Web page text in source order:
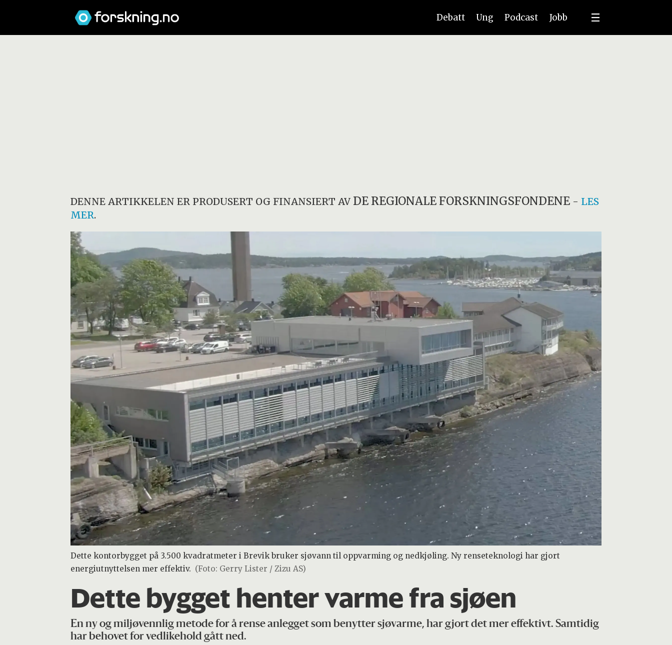
Debatt Ung Podcast Jobb
DENNE ARTIKKELEN ER PRODUSERT OG FINANSIERT AV DE REGIONALE FORSKNINGSFONDENE- LES
MER.
Dette kontorbygget på 3.500 kvadratmeter i Brevik bruker sjøvann til oppvarming og nedkjøling. Ny renseteknologi har gjort
energiutnyttelsen mer effektiv. (Foto: Gerry Lister / Zizu AS)
Dette bygget henter varme fra sjøen
En ny og miljøvennlig metode for å rense anlegget som benytter sjøvarme, har gjort det mer effektivt. Samtidig
har behovet for vedlikehold gått ned.